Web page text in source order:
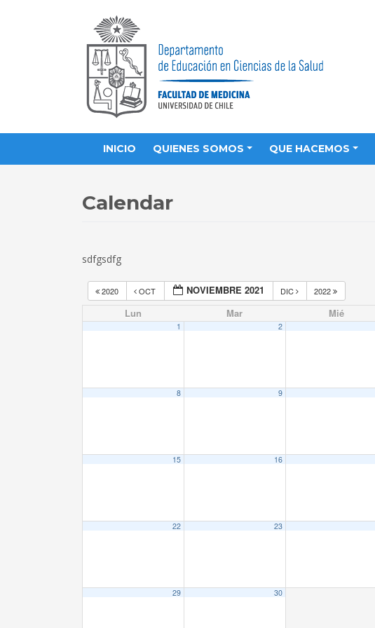
INICIO QUIENES SOMOS QUE HACEMOS
Calendar
sdfgsdfg
2020 OCT NOVIEMBRE 2021 DIC 2022
Lun Mar Mié
1 2
8 9
15 16
22 23
29 30